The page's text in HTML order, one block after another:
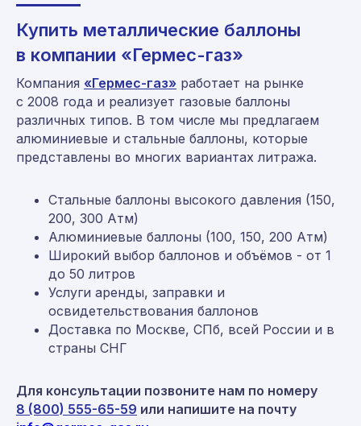
Купить металлические баллоны
в компании «Гермес-газ»
Компания «Гермес-газ» работает на рынке
с 2008 года и реализует газовые баллоны
различных типов. В том числе мы предлагаем
алюминиевые и стальные баллоны, которые
представлены во многих вариантах литража.
Стальные баллоны высокого давления (150,
200, 300 Атм)
Алюминиевые баллоны (100, 150, 200 Атм)
Широкий выбор баллонов и объёмов - от 1
до 50 литров
Услуги аренды, заправки и
освидетельствования баллонов
Доставка по Москве, СПб, всей России и в
страны СНГ
Для консультации позвоните нам по номеру
8 (800) 555-65-59 или напишите на почту
Мы находимся по адресу:
Москва, ул. Средняя Калитниковская
26/27с1 (офис 603)
Римская, Нижегородская, Площадь Ильича
© 2008–2026 «Гермес-газ»
Согласие на обработку персональных данных
Политика конфиденциальности